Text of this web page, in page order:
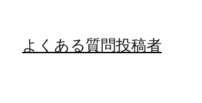
よくある質問投稿者